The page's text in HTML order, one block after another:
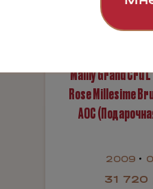
Mailly Grand Cru
Rose Millesime
AOC
2009
31 720